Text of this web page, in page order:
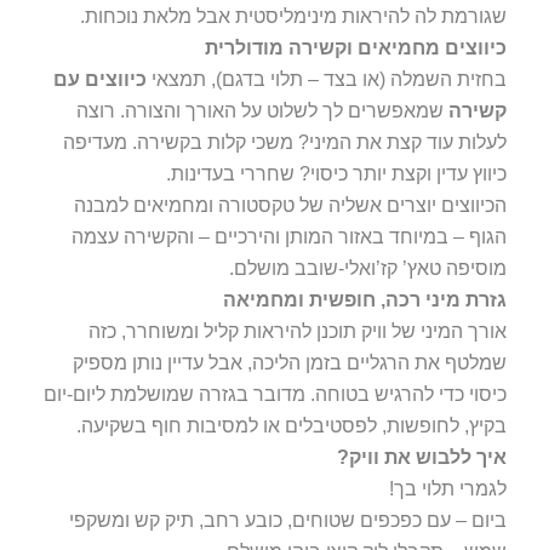
שגורמת לה להיראות מינימליסטית אבל מלאת נוכחות.
כיווצים מחמיאים וקשירה מודולרית
בחזית השמלה (או בצד – תלוי בדגם), תמצאי כיווצים עם
קשירה שמאפשרים לך לשלוט על האורך והצורה. רוצה
לעלות עוד קצת את המיני? משכי קלות בקשירה. מעדיפה
כיווץ עדין וקצת יותר כיסוי? שחררי בעדינות.
הכיווצים יוצרים אשליה של טקסטורה ומחמיאים למבנה
הגוף – במיוחד באזור המותן והירכיים – והקשירה עצמה
מוסיפה טאץ’ קז’ואלי-שובב מושלם.
גזרת מיני רכה, חופשית ומחמיאה
אורך המיני של וויק תוכנן להיראות קליל ומשוחרר, כזה
שמלטף את הרגליים בזמן הליכה, אבל עדיין נותן מספיק
כיסוי כדי להרגיש בטוחה. מדובר בגזרה שמושלמת ליום-יום
בקיץ, לחופשות, לפסטיבלים או למסיבות חוף בשקיעה.
איך ללבוש את וויק?
לגמרי תלוי בך!
ביום – עם כפכפים שטוחים, כובע רחב, תיק קש ומשקפי